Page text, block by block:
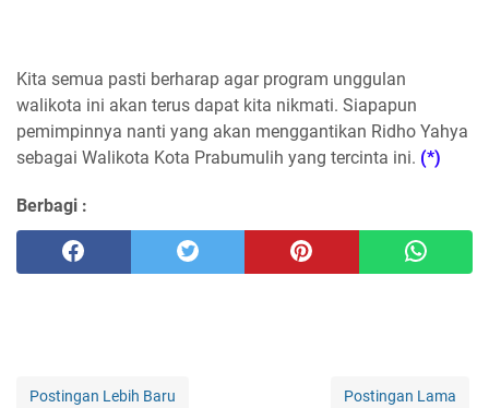
Kita semua pasti berharap agar program unggulan
walikota ini akan terus dapat kita nikmati. Siapapun
pemimpinnya nanti yang akan menggantikan Ridho Yahya
sebagai Walikota Kota Prabumulih yang tercinta ini. (*)
Berbagi :
Postingan Lebih Baru Postingan Lama